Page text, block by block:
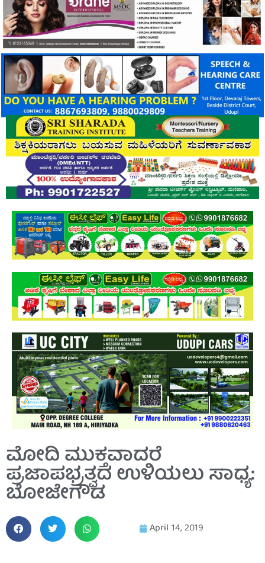
ಮೋದಿ ಮುಕ್ತವಾದರೆ
ಪ್ರಜಾಪಭ್ರತ್ವದ ಉಳಿಯಲು ಸಾಧ್ಯ:
ಬೋಜೇಗೌಡ
April 14, 2019